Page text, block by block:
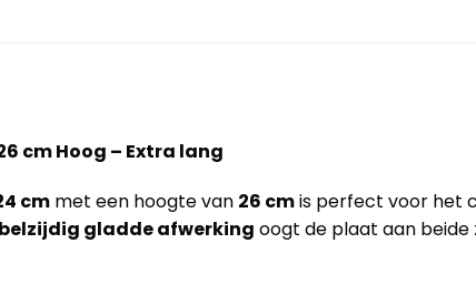
cm Hoog – Extra lang
cm met een hoogte van 26 cmis perfect voor het
gladde afwerking oogt de plaat aan beide